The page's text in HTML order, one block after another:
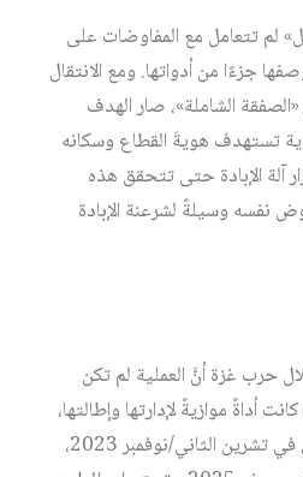
لم تتعامل مع المفاوضات على
جزءًا من أدواتها. ومع الانتقال
الشاملة»، صار الهدف
هويةَ القطاع وسكانه
آلة الإبادة حتى تتحقق هذه
نفسه وسيلةً لشرعنة الإبادة
حرب غزة أنَّ العملية لم تكن
أداةً موازيةً لإدارتها وإطالتها،
فمنذ الهدنة الإنسانية الأولى في تشرين الثاني/نوفمبر 2023،